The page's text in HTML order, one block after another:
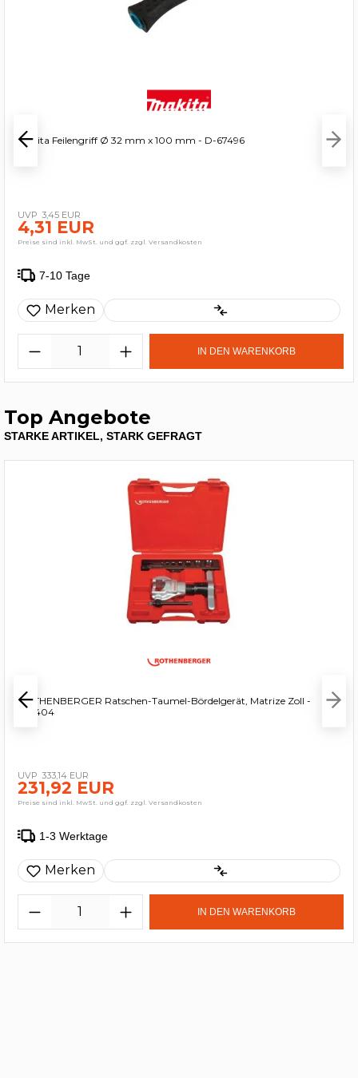
Makita Feilengriff Ø 32 mm x 100 mm - D-67496
3,45 EUR
4,31 EUR
Preise sind inkl. MwSt. und ggf. zzgl. Versandkosten
7-10 Tage
Merken
IN DEN WARENKORB
Top Angebote
STARKE ARTIKEL, STARK GEFRAGT
ROTHENBERGER Ratschen-Taumel-Bördelgerät, Matrize Zoll -
222404
333,14 EUR
231,92 EUR
Preise sind inkl. MwSt. und ggf. zzgl. Versandkosten
1-3 Werktage
Merken
IN DEN WARENKORB